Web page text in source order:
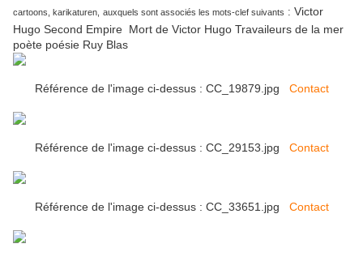
cartoons, karikaturen, auxquels sont associés les mots-clef suivants : Victor
Hugo Second Empire Mort de Victor Hugo Travaileurs de la mer
poète poésie Ruy Blas
Référence de l'image ci-dessus : CC_19879.jpg Contact
Référence de l'image ci-dessus : CC_29153.jpg Contact
Référence de l'image ci-dessus : CC_33651.jpg Contact